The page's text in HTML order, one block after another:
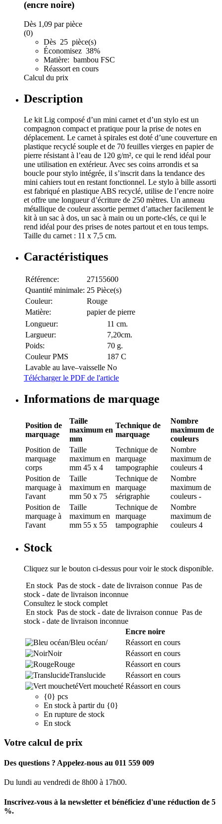
(encre noire)
Dès 1,09 par pièce
(0)
Dès 25 pièce(s)
Économisez 38%
Matière: bambou FSC
Réassort en cours
Calcul du prix
Description
Le kit Lig composé d’un mini carnet et d’un stylo est un
compagnon compact et pratique pour la prise de notes en
déplacement. Le carnet à spirales est doté d’une couverture en
plastique recyclé souple et de 70 feuilles vierges en papier de
pierre résistant à l’eau de 120 g/m², ce qui le rend idéal pour
une utilisation en extérieur. Avec ses coins arrondis et sa
boucle pour stylo intégrée, il s’inscrit dans la tendance des
mini cahiers tout en restant fonctionnel. Le stylo à bille assorti
est fabriqué en plastique ABS recyclé, utilise de l’encre noire
et offre une longueur d’écriture de 250 mètres. Un anneau
métallique de couleur assortie permet d’attacher facilement le
kit à un sac à dos, un sac à main ou un porte-clés, ce qui le
rend idéal pour des prises de notes partout et en tous temps.
Taille du carnet : 11 x 7,5 cm.
Caractéristiques
Référence:
27155600
Quantité minimale: 25 Pièce(s)
Couleur:
Rouge
Matière:
papier de pierre
Longueur:
11 cm.
Largueur:
7,20cm.
Poids:
70 g.
Couleur PMS
187 C​
Lavable au lave–vaisselle No
Télécharger le PDF de l'article
Informations de marquage
Position de
marquage
Taille
maximum en
mm
Technique de
marquage
Nombre
maximum de
couleurs
Position de
marquage
corps
Taille
maximum en
mm 45 x 4
Technique de
marquage
tampographie
Nombre
maximum de
couleurs 4
Position de
marquage à
l'avant
Taille
maximum en
mm 50 x 75
Technique de
marquage
sérigraphie
Nombre
maximum de
couleurs -
Position de
marquage à
l'avant
Taille
maximum en
mm 55 x 55
Technique de
marquage
tampographie
Nombre
maximum de
couleurs 4
Stock
Cliquez sur le bouton ci-dessus pour voir le stock disponible.
En stock Pas de stock - date de livraison connue Pas de
stock - date de livraison inconnue
Consultez le stock complet
En stock Pas de stock - date de livraison connue Pas de
stock - date de livraison inconnue
Encre noire
Bleu océan/
Réassort en cours
Noir
Réassort en cours
Rouge
Réassort en cours
Translucide
Réassort en cours
Vert moucheté Réassort en cours
{0} pcs
En stock à partir du {0}
En rupture de stock
En stock
Votre calcul de prix
Des questions ? Appelez-nous au 011 559 009
Du lundi au vendredi de 8h00 à 17h00.
Inscrivez-vous à la newsletter et bénéficiez d'une réduction de 5
%.